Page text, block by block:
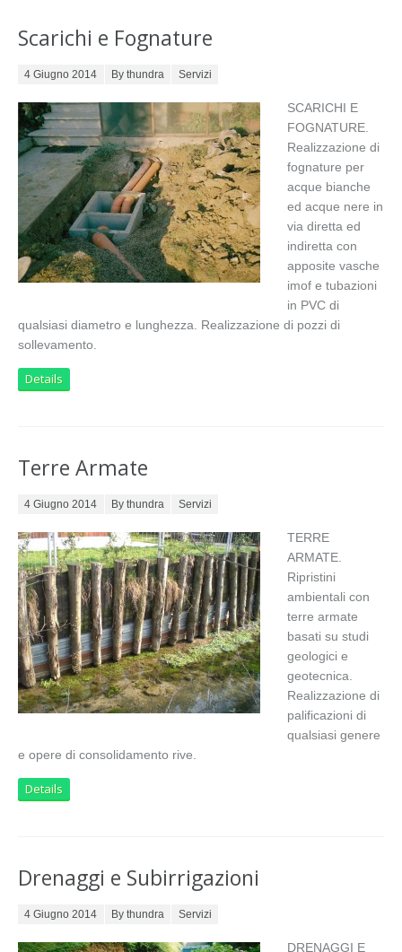
Scarichi e Fognature
Posted on
4 Giugno 2014 By thundra Servizi
SCARICHI E
FOGNATURE.
Realizzazione di
fognature per
acque bianche
ed acque nere in
via diretta ed
indiretta con
apposite vasche
imof e tubazioni
in PVC di
qualsiasi diametro e lunghezza. Realizzazione di pozzi di
sollevamento.
Details
Terre Armate
Posted on
4 Giugno 2014 By thundra Servizi
TERRE
ARMATE.
Ripristini
ambientali con
terre armate
basati su studi
geologici e
geotecnica.
Realizzazione di
palificazioni di
qualsiasi genere
e opere di consolidamento rive.
Details
Drenaggi e Subirrigazioni
Posted on
4 Giugno 2014 By thundra Servizi
DRENAGGI E